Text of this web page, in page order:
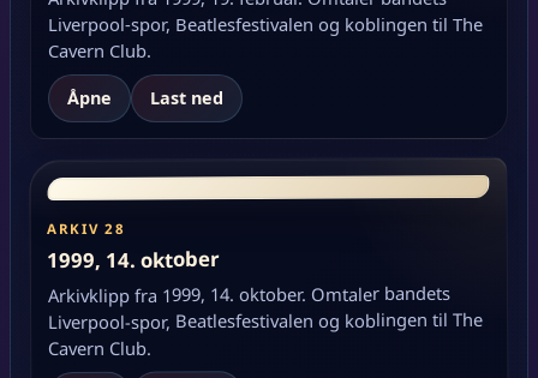
Liverpool-spor, Beatlesfestivalen og koblingen til The
Cavern Club.
Åpne Last ned
ARKIV 28
1999, 14. oktober
Arkivklipp fra 1999, 14. oktober. Omtaler bandets
Liverpool-spor, Beatlesfestivalen og koblingen til The
Cavern Club.